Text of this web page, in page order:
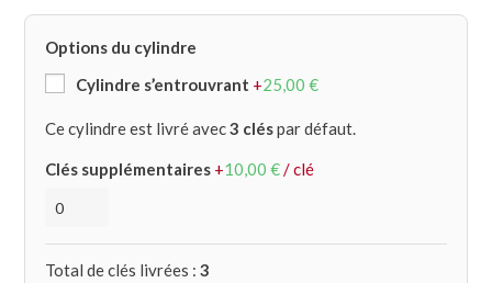
Options du cylindre
Cylindre s’entrouvrant +25,00€
Ce cylindre est livré avec3 cléspar défaut.
Clés supplémentaires +10,00€/ clé
Total de clés livrées :3